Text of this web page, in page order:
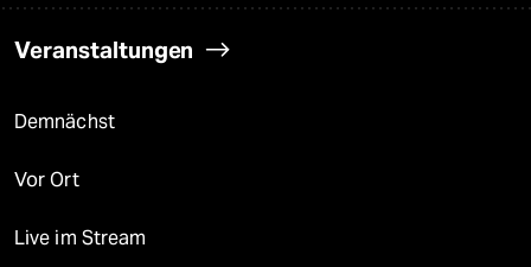
Veranstaltungen
Demnächst
Vor Ort
Live im Stream